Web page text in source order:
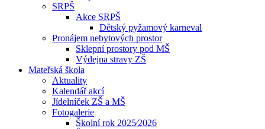
SRPŠ
Akce SRPŠ
Dětský pyžamový karneval
Pronájem nebytových prostor
Sklepní prostory pod MŠ
Výdejna stravy ZŠ
Mateřská škola
Aktuality
Kalendář akcí
Jídelníček ZŠ a MŠ
Fotogalerie
Školní rok 2025⁄2026